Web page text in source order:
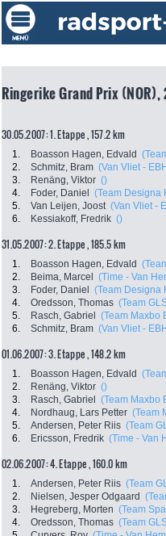
Ringerike Grand Prix
30.05.2007: 1. Etappe , 157.2 km
1. Boasson Hagen, Edvald
2.
Schmitz, Bram (Van Vliet -
3.
Renäng, Viktor ()
4.
Foder, Daniel (Team Designa
5.
Van Leijen, Joost (Van Vliet -
6.
Kessiakoff, Fredrik ()
31.05.2007: 2. Etappe , 185.5 km
1. Boasson Hagen, Edvald
2.
Beima, Marcel (Time - Van
3.
Foder, Daniel (Team Designa
4.
Oredsson, Thomas (Team
5.
Rasch, Gabriel (Team Maxbo
6.
Schmitz, Bram (Van Vliet -
01.06.2007: 3. Etappe , 148.2 km
1. Boasson Hagen, Edvald
2.
Renäng, Viktor ()
3.
Rasch, Gabriel (Team Maxbo
4.
Nordhaug, Lars Petter (Team
5.
Andersen, Peter Riis (Team
6.
Ericsson, Fredrik (Time - Van
02.06.2007: 4. Etappe , 160.0 km
1. Andersen, Peter Riis (Team
2.
Nielsen, Jesper Odgaard
3.
Hegreberg, Morten (Team
4.
Oredsson, Thomas (Team